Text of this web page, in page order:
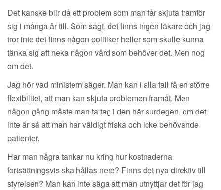
Det kanske blir då ett problem som man får skjuta framför
sig i många år till. Som sagt, det finns ingen läkare och jag
tror inte det finns någon politiker heller som skulle kunna
tänka sig att neka någon vård som behöver det. Men nog
om det.
Jag hör vad ministern säger. Man kan i alla fall få en större
flexibilitet, att man kan skjuta problemen framåt. Men
någon gång måste man ta tag i den här surdegen, om det
inte är så att man har väldigt friska och icke behövande
patienter.
Har man några tankar nu kring hur kostnaderna
fortsättningsvis ska hållas nere? Finns det nya direktiv till
styrelsen? Man kan inte säga att man utnyttjar det för jag